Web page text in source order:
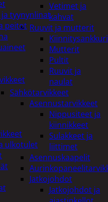
Vetimet ja
kahvat
Ruuvit ja mutterit
Mutterit
Pultit
Ruuvit ja
naulat
Sähkötarvikkeet
Asennustarvikkeet
Nippusiteet ja
kiinnikkeet
Sulakkeet ja
liittimet
Asennuskaapelit
Jatkojohdot
Jatkojohdot ja
ja tyynynlinat
peitot
ulkotulet